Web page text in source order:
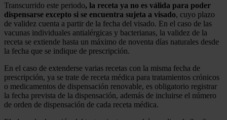
Transcurrido este periodo, la receta ya no es válida para poder
dispensarse excepto si se encuentra sujeta a visado, cuyo plazo
de validez cuenta a partir de la fecha del visado. En el caso de las
vacunas individuales antialérgicas y bacterianas, la validez de la
receta se extiende hasta un máximo de noventa días naturales desde
la fecha que se indique de prescripción.
En el caso de extenderse varias recetas con la misma fecha de
prescripción, ya se trate de receta médica para tratamientos crónicos
o medicamentos de dispensación renovable, es obligatorio registrar
la fecha prevista de la dispensación, además de incluirse el número
de orden de dispensación de cada receta médica.